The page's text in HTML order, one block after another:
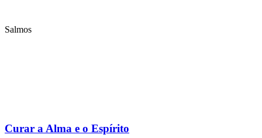
Salmos
Curar a Alma e o Espírito